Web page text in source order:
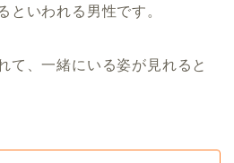
といわれる男性です。
て、一緒にいる姿が見れると